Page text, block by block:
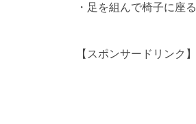
・足を組んで椅子に座る
【スポンサードリンク】